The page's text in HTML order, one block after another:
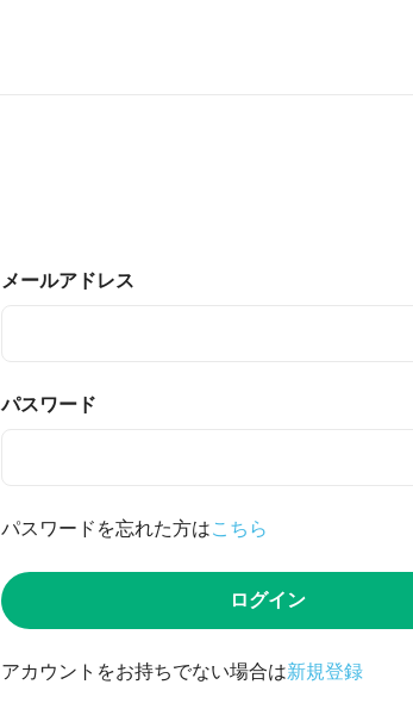
メールアドレス
パスワード
パスワードを忘れた方はこちら
ログイン
アカウントをお持ちでない場合は新規登録